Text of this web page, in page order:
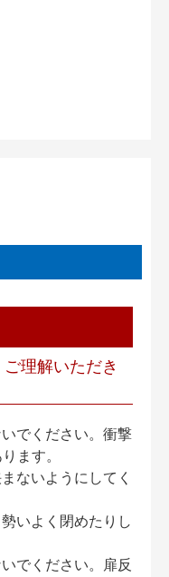
理解いただき
でください。衝撃
ます。
ないようにしてく
いよく閉めたりし
でください。扉反